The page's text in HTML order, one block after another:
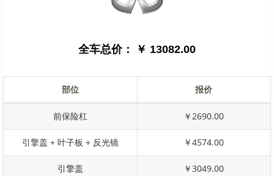
全车总价： ￥ 13082.00
部位 报价
前保险杠 ￥2690.00
引擎盖 + 叶子板 + 反光镜 ￥4574.00
引擎盖 ￥3049.00